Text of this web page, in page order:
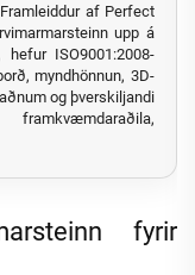
af Perfect
upp á
ISO9001:2008-
myndhönnun, 3D-
og þverskiljandi
fyrir